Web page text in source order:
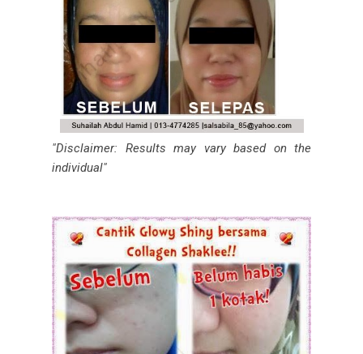
"Disclaimer: Results may vary based on the
individual"